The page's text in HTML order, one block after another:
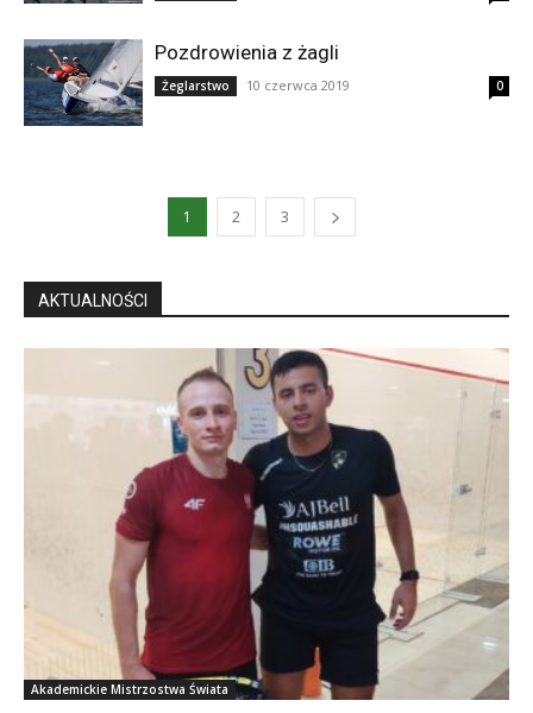
Pozdrowienia z żagli
Żeglarstwo 10 czerwca 2019 0
1 2 3
AKTUALNOŚCI
Akademickie Mistrzostwa Świata